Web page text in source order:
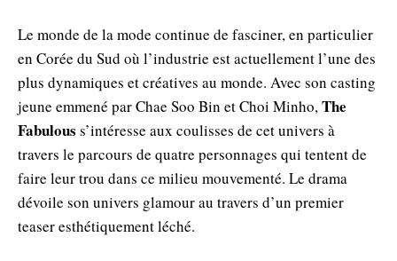
Le monde de la mode continue de fasciner, en particulier
en Corée du Sud où l’industrie est actuellement l’une des
plus dynamiques et créatives au monde. Avec son casting
jeune emmené par Chae Soo Bin et Choi Minho, The
Fabulous s’intéresse aux coulisses de cet univers à
travers le parcours de quatre personnages qui tentent de
faire leur trou dans ce milieu mouvementé. Le drama
dévoile son univers glamour au travers d’un premier
teaser esthétiquement léché.